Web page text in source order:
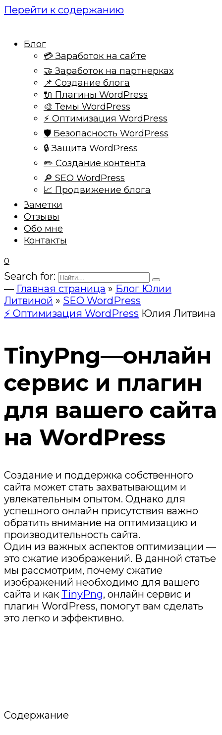
Перейти к содержанию
Блог
💳 Заработок на сайте
🤝 Заработок на партнерках
📌 Создание блога
🔌 Плагины WordPress
🎨 Темы WordPress
⚡ Оптимизация WordPress
🛡️ Безопасность WordPress
🔒 Защита WordPress
✏️ Создание контента
🔎 SEO WordPress
📈 Продвижение блога
Заметки
Отзывы
Обо мне
Контакты
0
Search for:
— Главная страница » Блог Юлии
Литвиной » SEO WordPress
⚡ Оптимизация WordPress Юлия Литвина
TinyPng—онлайн
сервис и плагин
для вашего сайта
на WordPress
Создание и поддержка собственного
сайта может стать захватывающим и
увлекательным опытом. Однако для
успешного онлайн присутствия важно
обратить внимание на оптимизацию и
производительность сайта.
Один из важных аспектов оптимизации —
это сжатие изображений. В данной статье
мы рассмотрим, почему сжатие
изображений необходимо для вашего
сайта и как TinyPng, онлайн сервис и
плагин WordPress, помогут вам сделать
это легко и эффективно.
Содержание